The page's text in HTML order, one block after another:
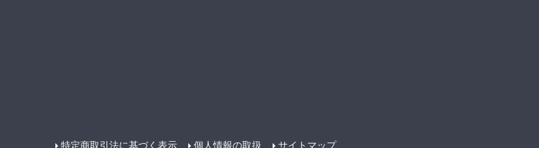
特定商取引法に基づく表示 個人情報の取扱 サイトマップ